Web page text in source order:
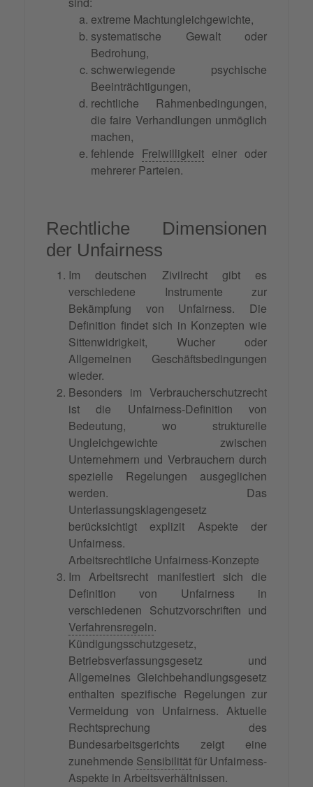
extreme Machtungleichgewichte,
systematische Gewalt oder
Bedrohung,
schwerwiegende psychische
Beeinträchtigungen,
rechtliche Rahmenbedingungen,
die faire Verhandlungen unmöglich
machen,
fehlende Freiwilligkeit einer oder
mehrerer Parteien.
Rechtliche Dimensionen
der Unfairness
Im deutschen Zivilrecht gibt es
verschiedene Instrumente zur
Bekämpfung von Unfairness. Die
Definition findet sich in Konzepten wie
Sittenwidrigkeit, Wucher oder
Allgemeinen Geschäftsbedingungen
wieder.
Besonders im Verbraucherschutzrecht
ist die Unfairness-Definition von
Bedeutung, wo strukturelle
Ungleichgewichte zwischen
Unternehmern und Verbrauchern durch
spezielle Regelungen ausgeglichen
werden. Das
Unterlassungsklagengesetz
berücksichtigt explizit Aspekte der
Unfairness.
Arbeitsrechtliche Unfairness-Konzepte
Im Arbeitsrecht manifestiert sich die
Definition von Unfairness in
verschiedenen Schutzvorschriften und
Verfahrensregeln.
Kündigungsschutzgesetz,
Betriebsverfassungsgesetz und
Allgemeines Gleichbehandlungsgesetz
enthalten spezifische Regelungen zur
Vermeidung von Unfairness. Aktuelle
Rechtsprechung des
Bundesarbeitsgerichts zeigt eine
zunehmende Sensibilitätfür Unfairness-
Aspekte in Arbeitsverhältnissen.